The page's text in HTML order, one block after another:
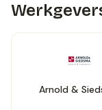
Arnold &